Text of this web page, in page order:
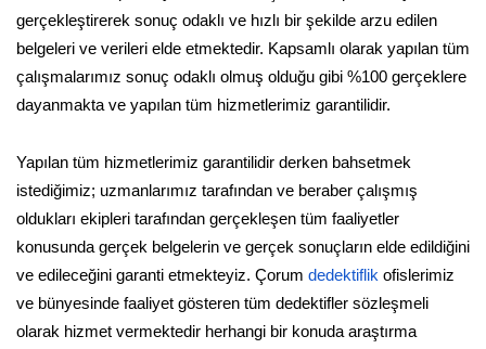
gerçekleştirerek sonuç odaklı ve hızlı bir şekilde arzu edilen
belgeleri ve verileri elde etmektedir. Kapsamlı olarak yapılan tüm
çalışmalarımız sonuç odaklı olmuş olduğu gibi %100 gerçeklere
dayanmakta ve yapılan tüm hizmetlerimiz garantilidir.
Yapılan tüm hizmetlerimiz garantilidir derken bahsetmek
istediğimiz; uzmanlarımız tarafından ve beraber çalışmış
oldukları ekipleri tarafından gerçekleşen tüm faaliyetler
konusunda gerçek belgelerin ve gerçek sonuçların elde edildiğini
ve edileceğini garanti etmekteyiz. Çorum dedektiflik ofislerimiz
ve bünyesinde faaliyet gösteren tüm dedektifler sözleşmeli
olarak hizmet vermektedir herhangi bir konuda araştırma